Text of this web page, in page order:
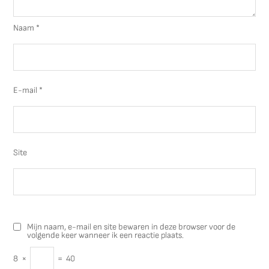
Naam *
E-mail *
Site
Mijn naam, e-mail en site bewaren in deze browser voor de
volgende keer wanneer ik een reactie plaats.
8 × = 40